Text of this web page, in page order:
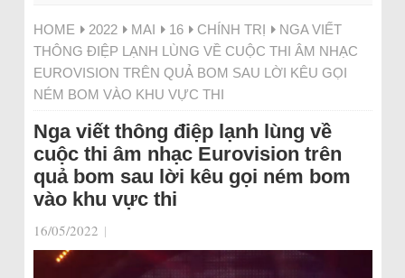
HOME 2022 MAI 16 CHÍNH TRỊ
NGA VIẾT
THÔNG ĐIỆP LẠNH LÙNG VỀ CUỘC THI ÂM NHẠC
EUROVISION TRÊN QUẢ BOM SAU LỜI KÊU GỌI
NÉM BOM VÀO KHU VỰC THI
Nga viết thông điệp lạnh lùng về
cuộc thi âm nhạc Eurovision trên
quả bom sau lời kêu gọi ném bom
vào khu vực thi
16/05/2022 |